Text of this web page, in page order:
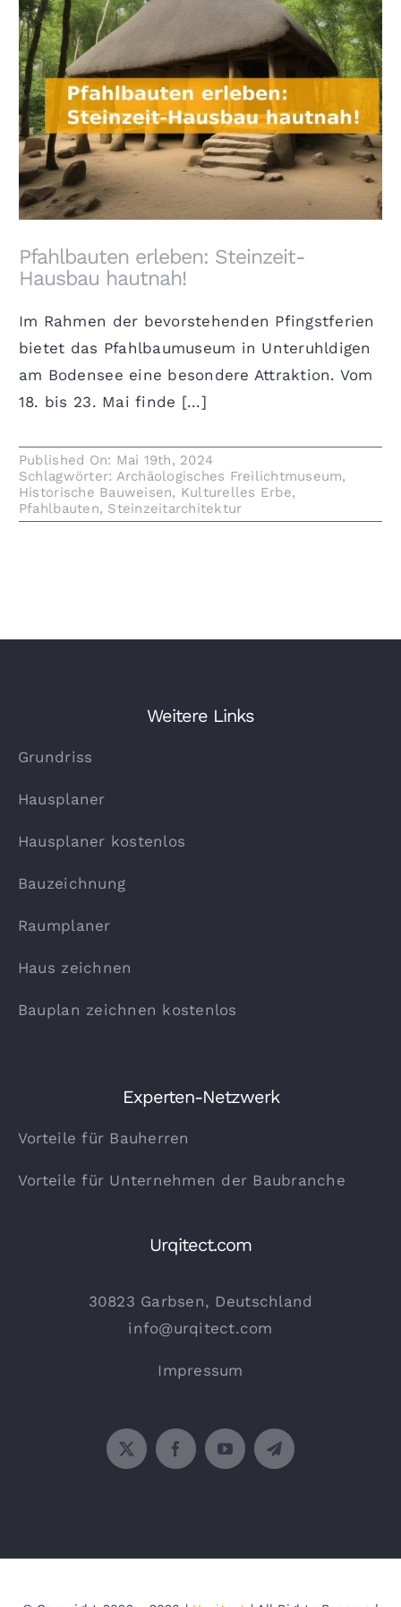
Pfahlbauten erleben: Steinzeit-Hausbau hautnah!
Pfahlbauten erleben: Steinzeit-
Hausbau hautnah!
Im Rahmen der bevorstehenden Pfingstferien
bietet das Pfahlbaumuseum in Unteruhldigen
am Bodensee eine besondere Attraktion. Vom
18. bis 23. Mai finde [...]
Published On: Mai 19th, 2024
Schlagwörter: Archäologisches Freilichtmuseum,
Historische Bauweisen, Kulturelles Erbe,
Pfahlbauten, Steinzeitarchitektur
Urqitect.com
30823 Garbsen, Deutschland
info@urqitect.com
Impressum
Weitere Links
Grundriss
Hausplaner
Hausplaner kostenlos
Bauzeichnung
Raumplaner
Haus zeichnen
Bauplan zeichnen kostenlos
Experten-Netzwerk
Vorteile für Bauherren
Vorteile für Unternehmen der Baubranche